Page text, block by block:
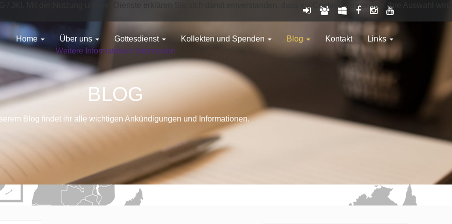
Home Über uns Gottesdienst Kollekten und Spenden Blog Kontakt Links
BLOG
Blog findet ihr alle wichtigen Ankündigungen und Informationen.
/ JKI. Mit der Nutzung unserer Dienste erklären Sie sich damit einverstanden, dass wir Cookies verwenden. Ihre Auswahl wird
Weitere Informationen Impressum